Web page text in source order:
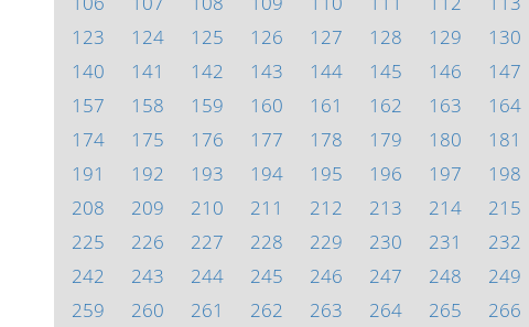
123
124 125 126 127 128 129 130
140
141 142 143 144 145 146 147
157
158 159 160 161 162 163 164
174
175 176 177 178 179 180 181
191
192 193 194 195 196 197 198
208
209 210 211 212 213 214 215
225
226 227 228 229 230 231 232
242
243 244 245 246 247 248 249
259
260 261 262 263 264 265 266